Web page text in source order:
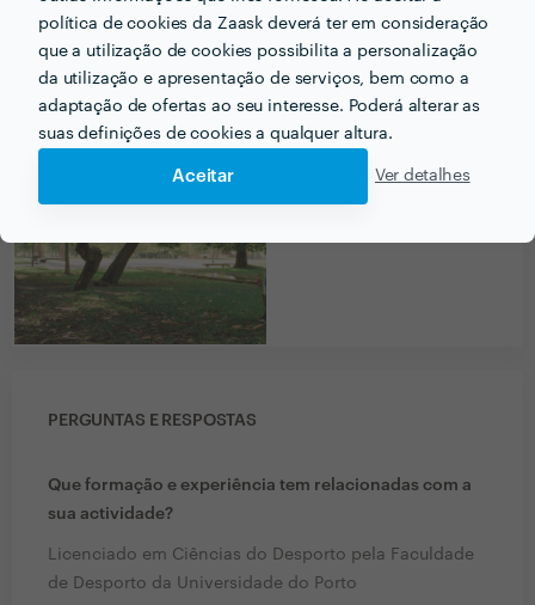
política de cookies da Zaask deverá ter em consideração
que a utilização de cookies possibilita a personalização
da utilização e apresentação de serviços, bem como a
adaptação de ofertas ao seu interesse. Poderá alterar as
suas definições de cookies a qualquer altura.
Aceitar Ver detalhes
PERGUNTAS E RESPOSTAS
Que formação e experiência tem relacionadas com a
sua actividade?
Licenciado em Ciências do Desporto pela Faculdade
de Desporto da Universidade do Porto